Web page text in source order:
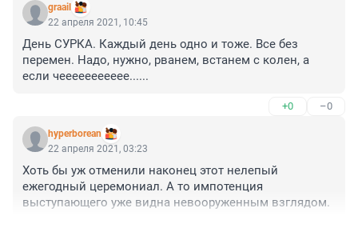
слишком привыкла обманываться и жить по инерции
- так спокойней. Разрушение этой коросты идёт очень
медленно, и пока Запад обогащается нашими
мозгами, мы обогащаемся безразличием - вплоть до
ненависти к цивилизованному миру. Кто-то посетует,
graail
22 апреля 2021, 10:45
День СУРКА. Каждый день одно и тоже. Все без
перемен. Надо, нужно, рванем, встанем с колен, а
если чеееееееееее......
+0 –0
hyperborean
22 апреля 2021, 03:23
Хоть бы уж отменили наконец этот нелепый
ежегодный церемониал. А то импотенция
выступающего уже видна невооруженным взглядом.